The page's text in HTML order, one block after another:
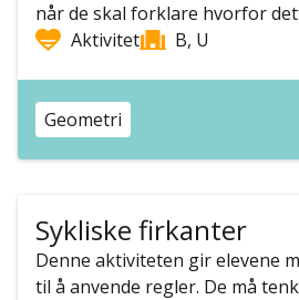
når de skal forklare hvorfor
Aktivitet
B, U
Geometri
Sykliske firkanter
Denne aktiviteten gir elevene
til å anvende regler. De må